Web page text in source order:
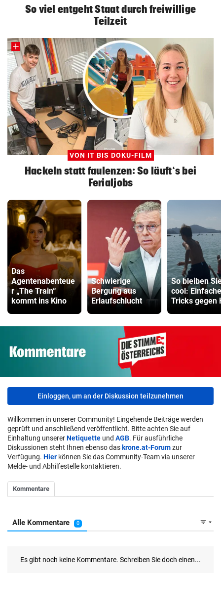
So viel entgeht Staat durch freiwillige
Teilzeit
VON IT BIS DOKU-FILM
Hackeln statt faulenzen: So läuft‘s bei
Ferialjobs
Das
Agentenabenteue
r „The Train“
kommt ins Kino
Schwierige
Bergung aus
Erlaufschlucht
So bleiben
cool: Einfache
Tricks gegen
Einloggen, um an der Diskussion teilzunehmen
Willkommen in unserer Community! Eingehende Beiträge werden
geprüft und anschließend veröffentlicht. Bitte achten Sie auf
Einhaltung unsererNetiquette und AGB. Für ausführliche
Diskussionen steht Ihnen ebenso das krone.at-Forumzur
Verfügung. Hier können Sie das Community-Team via unserer
Melde- und Abhilfestelle kontaktieren.